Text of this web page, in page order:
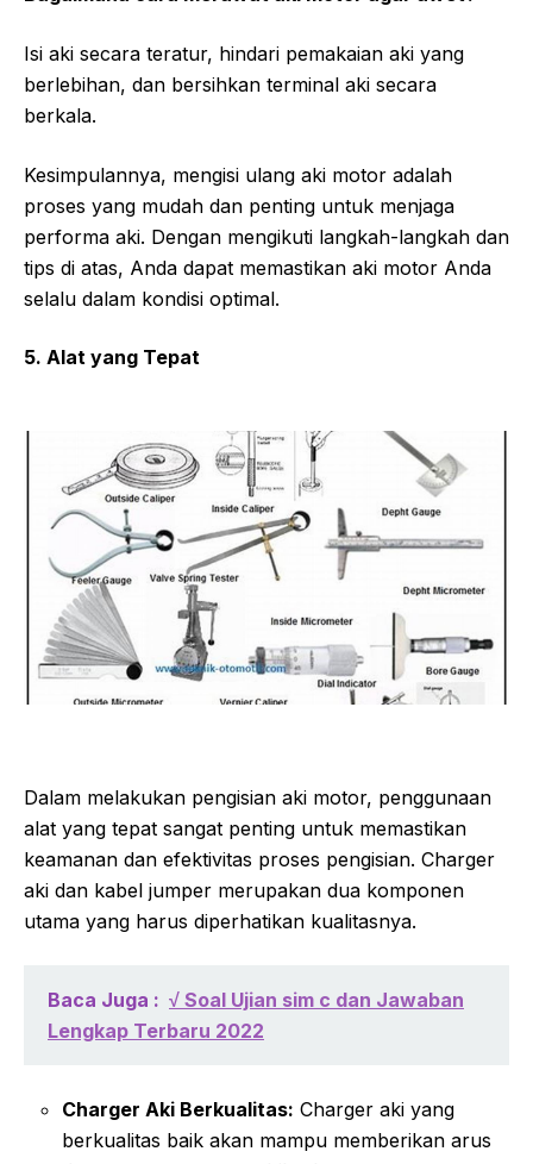
Isi aki secara teratur, hindari pemakaian aki yang
berlebihan, dan bersihkan terminal aki secara
berkala.
Kesimpulannya, mengisi ulang aki motor adalah
proses yang mudah dan penting untuk menjaga
performa aki. Dengan mengikuti langkah-langkah dan
tips di atas, Anda dapat memastikan aki motor Anda
selalu dalam kondisi optimal.
5. Alat yang Tepat
Dalam melakukan pengisian aki motor, penggunaan
alat yang tepat sangat penting untuk memastikan
keamanan dan efektivitas proses pengisian. Charger
aki dan kabel jumper merupakan dua komponen
utama yang harus diperhatikan kualitasnya.
Baca Juga : √ Soal Ujian sim c dan Jawaban
Lengkap Terbaru 2022
Charger Aki Berkualitas: Charger aki yang
berkualitas baik akan mampu memberikan arus